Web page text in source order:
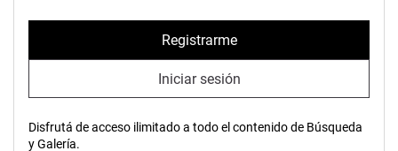
Registrarme
Iniciar sesión
Disfrutá de acceso ilimitado a todo el contenido de Búsqueda
y Galería.